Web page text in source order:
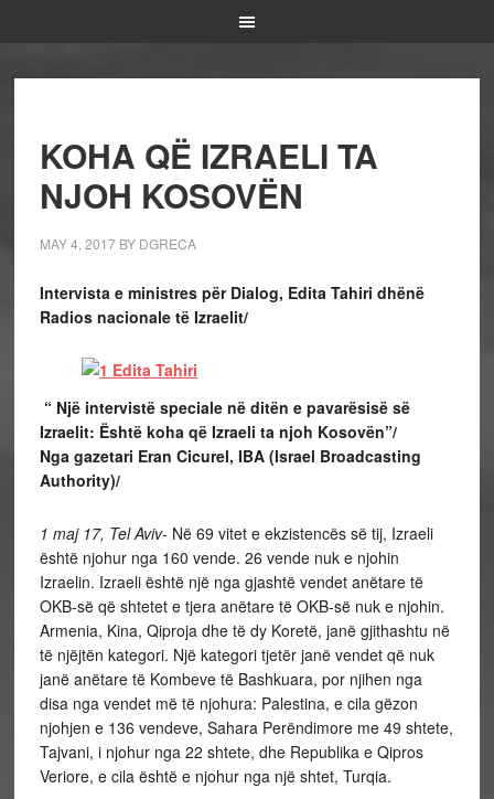
KOHA QË IZRAELI TA
NJOH KOSOVËN
MAY 4, 2017BY DGRECA
Intervista e ministres për Dialog, Edita Tahiri dhënë
Radios nacionale të Izraelit/
“ Një intervistë speciale në ditën e pavarësisë së
Izraelit: Është koha që Izraeli ta njoh Kosovën”/
Nga gazetari Eran Cicurel, IBA (Israel Broadcasting
Authority)/
1 maj 17, Tel Aviv- Në 69 vitet e ekzistencës së tij, Izraeli
është njohur nga 160 vende. 26 vende nuk e njohin
Izraelin. Izraeli është një nga gjashtë vendet anëtare të
OKB-së që shtetet e tjera anëtare të OKB-së nuk e njohin.
Armenia, Kina, Qiproja dhe të dy Koretë, janë gjithashtu në
të njëjtën kategori. Një kategori tjetër janë vendet që nuk
janë anëtare të Kombeve të Bashkuara, por njihen nga
disa nga vendet më të njohura: Palestina, e cila gëzon
njohjen e 136 vendeve, Sahara Perëndimore me 49 shtete,
Tajvani, i njohur nga 22 shtete, dhe Republika e Qipros
Veriore, e cila është e njohur nga një shtet, Turqia.